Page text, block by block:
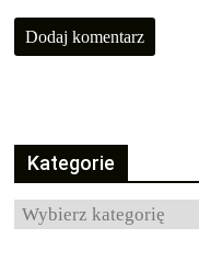
Kategorie
Kategorie